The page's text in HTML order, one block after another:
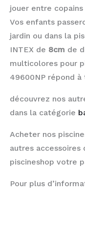
jouer entre
Vos enfants
jardin ou dans la
INTEX de 8cm de
multicolores pour
49600NP répond
découvrez nos
dans la catégorie
Acheter nos
autres accessoires
piscineshop votre
Pour plus